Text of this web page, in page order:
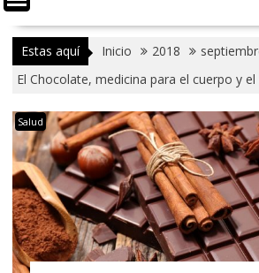
Estas aquí Inicio 2018
El Chocolate, medicina para el cuerpo y
Salud